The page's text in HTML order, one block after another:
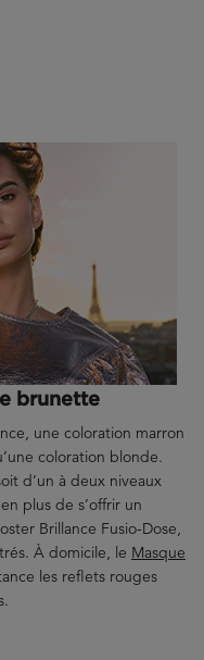
brunette
une coloration marron
coloration blonde.
d’un à deux niveaux
plus de s’offrir un
Brillance Fusio-Dose,
À domicile, le Masque
les reflets rouges